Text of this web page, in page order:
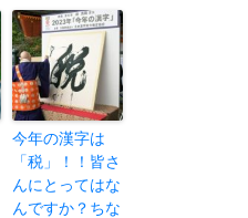
今年の漢字は
「税」！！皆さ
んにとってはな
んですか？ちな